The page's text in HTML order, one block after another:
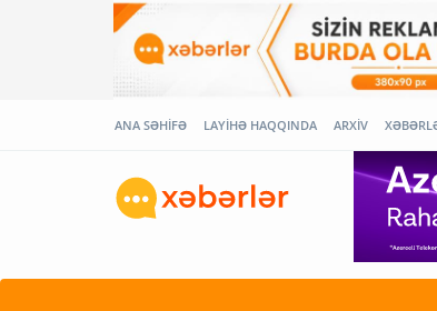
ANA SƏHİFƏ LAYİHƏ HAQQINDA ARXİV